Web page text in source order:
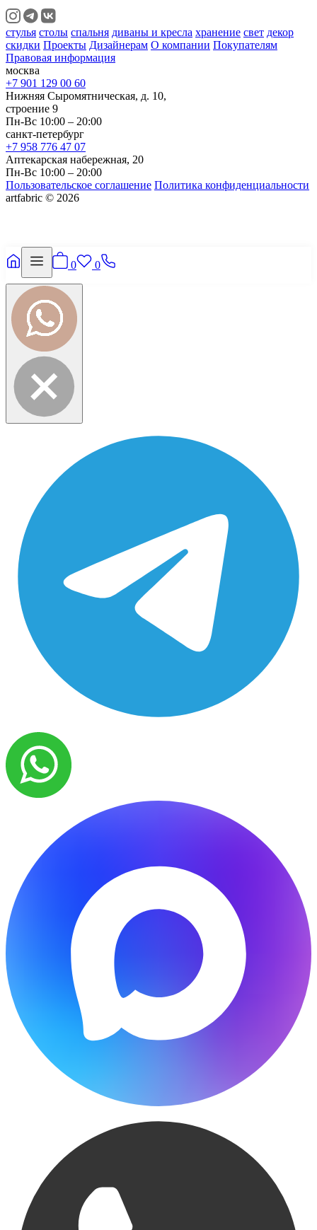
стулья столы спальня диваны и кресла хранение свет декор
скидки Проекты Дизайнерам О компании Покупателям
Правовая информация
москва
+7 901 129 00 60
Нижняя Сыромятническая, д. 10,
строение 9
Пн-Вс 10:00 – 20:00
санкт-петербург
+7 958 776 47 07
Аптекарская набережная, 20
Пн-Вс 10:00 – 20:00
Пользовательское соглашение Политика конфиденциальности
artfabric © 2026
0 0